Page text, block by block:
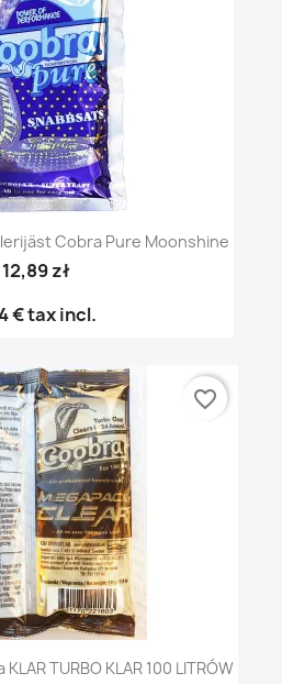
Cobra Pure Moonshine
12,89 zł
€tax incl.
TURBO KLAR 100 LITRÓW
favorite_border